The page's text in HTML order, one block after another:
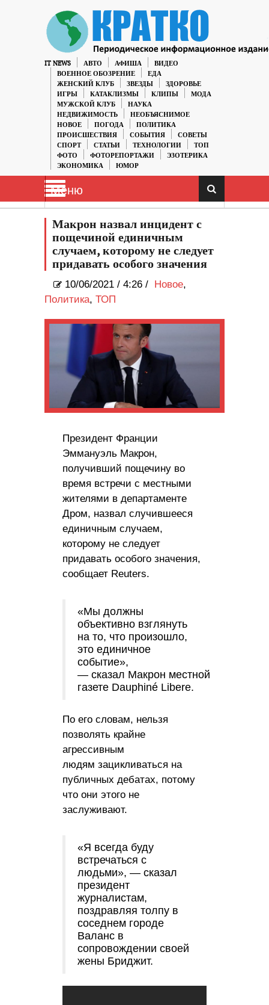
IT NEWS АВТО АФИША
ВИДЕО
ВОЕННОЕ ОБОЗРЕНИЕ
ЕДА
ЖЕНСКИЙ КЛУБ
ЗВЕЗДЫ
ЗДОРОВЬЕ
ИГРЫ
КАТАКЛИЗМЫ КЛИПЫ
МОДА
МУЖСКОЙ КЛУБ
НАУКА
НЕДВИЖИМОСТЬ
НЕОБЪЯСНИМОЕ
НОВОЕ
ПОГОДА
ПОЛИТИКА
ПРОИСШЕСТВИЯ
СОБЫТИЯ
СОВЕТЫ
СПОРТ
СТАТЬИ ТЕХНОЛОГИИ
ТОП
ФОТО
ФОТОРЕПОРТАЖИ
ЭЗОТЕРИКА
ЭКОНОМИКА
ЮМОР
Меню
Макрон назвал инцидент с
пощечиной единичным
случаем, которому не следует
придавать особого значения
10/06/2021 / 4:26 / Новое,
Политика, ТОП
Президент Франции
Эммануэль Макрон,
получивший пощечину во
время встречи с местными
жителями в департаменте
Дром, назвал случившееся
единичным случаем,
которому не следует
придавать особого значения,
сообщает Reuters.
«Мы должны
объективно взглянуть
на то, что произошло,
это единичное
событие»,
— сказал Макрон местной
газете Dauphiné Libere.
По его словам, нельзя
позволять крайне
агрессивным
людям зацикливаться на
публичных дебатах, потому
что они этого не
заслуживают.
«Я всегда буду
встречаться с
людьми», — сказал
президент
журналистам,
поздравляя толпу в
соседнем городе
Валанс в
сопровождении своей
жены Бриджит.